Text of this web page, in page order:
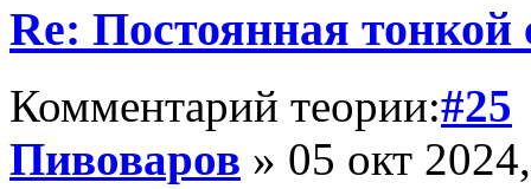
Re: Постоянная тонкой
Комментарий теории:#25
Пивоваров » 05 окт